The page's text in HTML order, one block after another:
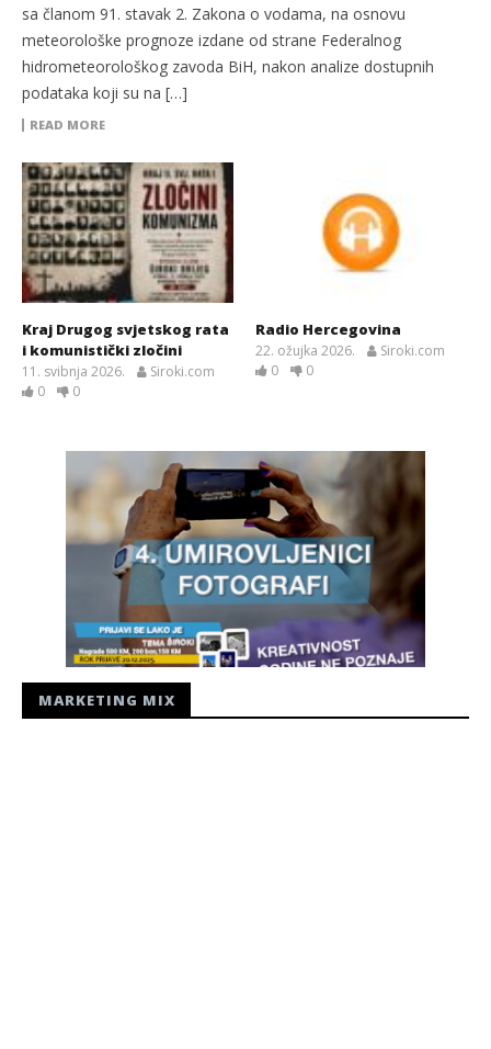
sa članom 91. stavak 2. Zakona o vodama, na osnovu
meteorološke prognoze izdane od strane Federalnog
hidrometeorološkog zavoda BiH, nakon analize dostupnih
podataka koji su na […]
READ MORE
Kraj Drugog svjetskog rata
i komunistički zločini
11. svibnja 2026.
Siroki.com
0
0
Radio Hercegovina
22. ožujka 2026.
Siroki.com
0
0
MARKETING MIX